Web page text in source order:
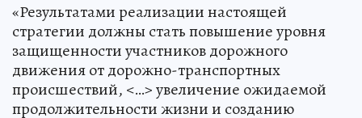
«Результатами реализации настоящей
стратегии должны стать повышение уровня
защищенности участников дорожного
движения от дорожно-транспортных
происшествий, <…> увеличение ожидаемой
продолжительности жизни и созданию